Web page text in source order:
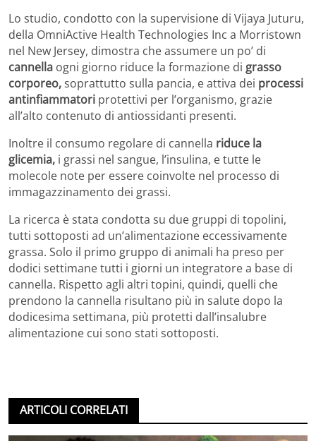
Lo studio, condotto con la supervisione di Vijaya Juturu,
della OmniActive Health Technologies Inc a Morristown
nel New Jersey, dimostra che assumere un po’ di
cannella ogni giorno riduce la formazione di grasso
corporeo,soprattutto sulla pancia, e attiva dei processi
antinfiammatori protettivi per l’organismo, grazie
all’alto contenuto di antiossidanti presenti.
Inoltre il consumo regolare di cannella riduce la
glicemia, i grassi nel sangue, l’insulina, e tutte le
molecole note per essere coinvolte nel processo di
immagazzinamento dei grassi.
La ricerca è stata condotta su due gruppi di topolini,
tutti sottoposti ad un’alimentazione eccessivamente
grassa. Solo il primo gruppo di animali ha preso per
dodici settimane tutti i giorni un integratore a base di
cannella. Rispetto agli altri topini, quindi, quelli che
prendono la cannella risultano più in salute dopo la
dodicesima settimana, più protetti dall’insalubre
alimentazione cui sono stati sottoposti.
ARTICOLI CORRELATI